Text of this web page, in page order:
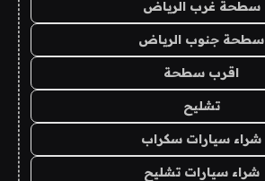
سطحة غرب الرياض
سطحة جنوب الرياض
اقرب سطحة
تشليح
شراء سيارات سكراب
شراء سيارات تشليح